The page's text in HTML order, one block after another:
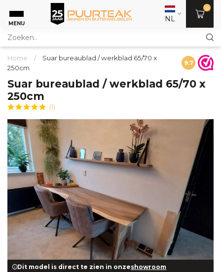
MENU NL
0
Home /
Suar bureaublad / werkblad 65/70 x
250cm
9.7
Suar bureaublad / werkblad 65/70 x
250cm
(1)
Dit model is direct te zien in onzeshowroom